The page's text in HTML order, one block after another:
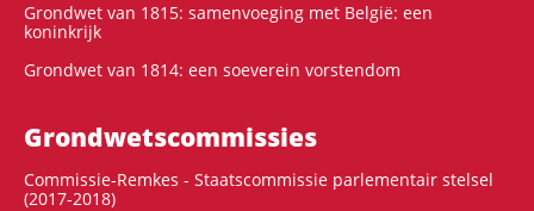
Grondwet van 1815: samenvoeging met België: een
koninkrijk
Grondwet van 1814: een soeverein vorstendom
Grondwets­commissies
Commissie-Remkes - Staatscommissie parlementair stelsel
(2017-2018)